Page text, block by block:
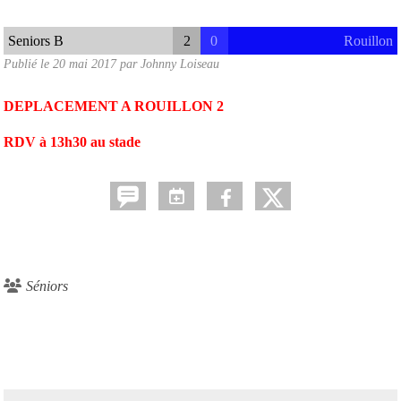
Seniors B 2 0 Rouillon
Publié le 20 mai 2017parJohnny Loiseau
DEPLACEMENT A ROUILLON 2
RDV à 13h30 au stade
Séniors